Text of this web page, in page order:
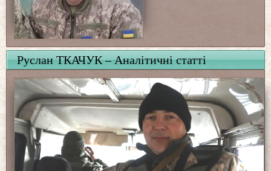
Руслан ТКАЧУК – Аналітичні статті